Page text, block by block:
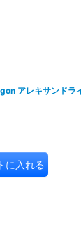
アレキサンドラ
に入れる